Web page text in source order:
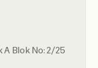
A Blok No: 2/25